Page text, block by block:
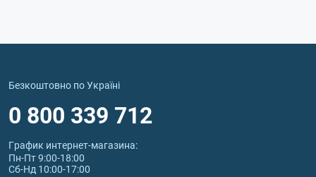
Безкоштовно по Україні
0 800 339 712
График интернет‑магазина:
Пн-Пт 9:00-18:00
Сб-Нд 10:00-17:00